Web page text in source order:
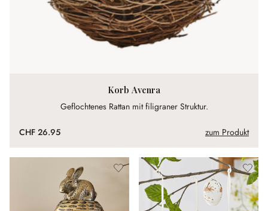
Korb Avenra
Geflochtenes Rattan mit filigraner Struktur.
CHF 26.95 zum Produkt